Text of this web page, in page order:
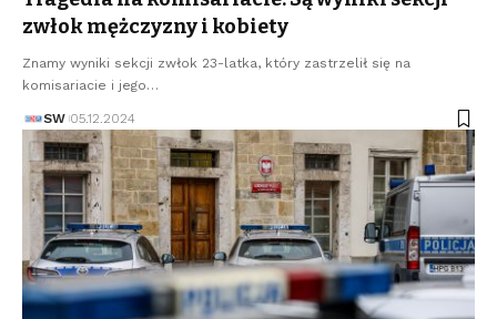
zwłok mężczyzny i kobiety
Znamy wyniki sekcji zwłok 23-latka, który zastrzelił się na
komisariacie i jego…
SW 05.12.2024